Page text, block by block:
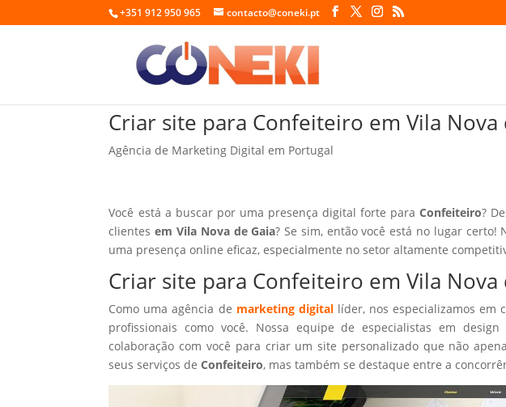
+351 912 950 965 contacto@coneki.pt
Criar site para Confeiteiro em Vila Nova
Agência de Marketing Digital em Portugal
Você está a buscar por uma presença digital forte paraConfeiteiro?
clientesem Vila Nova de Gaia? Se sim, então você está no lugar certo!
uma presença online eficaz, especialmente no setor altamente
Criar site para Confeiteiro em Vila Nova
Como uma agência de marketing digitallíder, nos especializamos em
profissionais como você. Nossa equipe de especialistas em
colaboração com você para criar um site personalizado que não
seus serviços deConfeiteiro, mas também se destaque entre a